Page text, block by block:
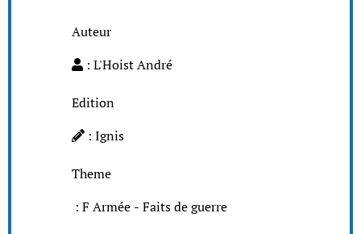
Auteur
: L'Hoist André
Edition
: Ignis
Theme
: F Armée - Faits de guerre